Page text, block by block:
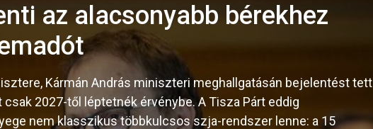
az alacsonyabb bérekhez
Kármán András miniszteri meghallgatásán bejelentést tett
2027-től léptetnék érvénybe. A Tisza Párt eddig
nem klasszikus többkulcsos szja-rendszer lenne: a 15